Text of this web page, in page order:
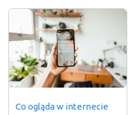
Co ogląda w internecie